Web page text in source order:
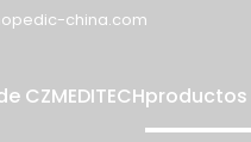
china.com
CZMEDITECHproductos